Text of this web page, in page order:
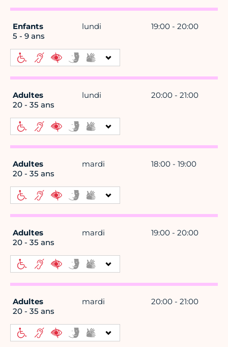
Enfants
5 - 9 ans
lundi 19:00 - 20:00
Adultes
20 - 35 ans
lundi 20:00 - 21:00
Adultes
20 - 35 ans
mardi 18:00 - 19:00
Adultes
20 - 35 ans
mardi 19:00 - 20:00
Adultes
20 - 35 ans
mardi 20:00 - 21:00